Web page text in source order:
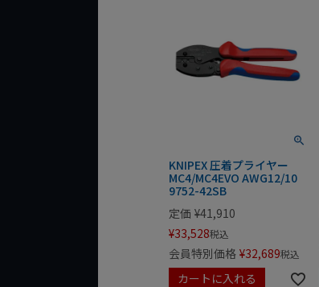
KNIPEX 圧着プライヤー
MC4/MC4EVO AWG12/10
9752-42SB
定価 ¥41,910
¥33,528税込
会員特別価格 ¥32,689税込
カートに入れる